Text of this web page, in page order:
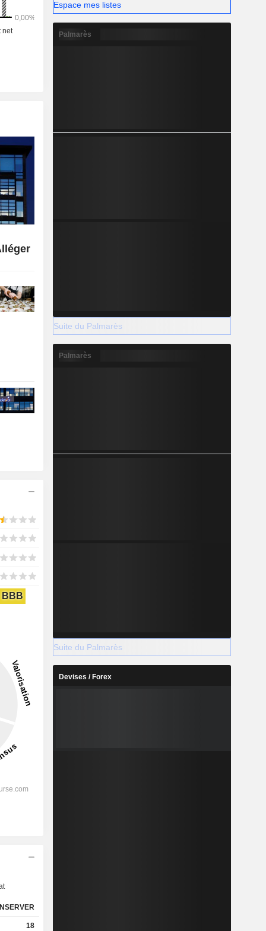
BBB
18
Espace mes listes
Palmarès
Suite du Palmarès
Palmarès
Suite du Palmarès
Devises / Forex